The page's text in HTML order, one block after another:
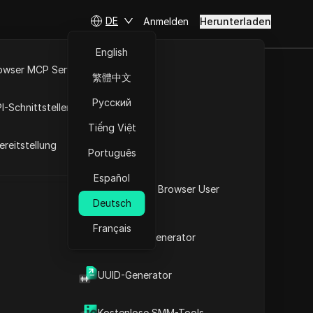
Was ist mein Browser User
Agent
2FA-Code-Generator
UUID-Generator
MCP Server
Schnittstellen
DE
English
繁體中文
Русский
Tiếng Việt
Português
Español
Deutsch
Français
Anmelden Herunterladen
|
JUP-Token beansprucht | Vollständiger Leitfaden